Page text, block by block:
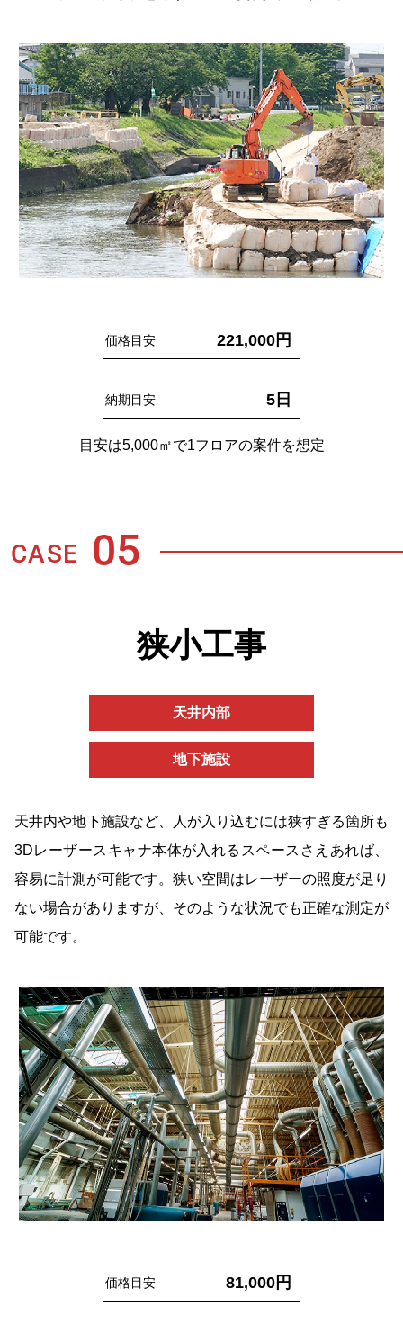
価格目安 221,000円
納期目安 5日
目安は5,000㎡で1フロアの案件を想定
CASE 05
狭小工事
天井内部
地下施設
天井内や地下施設など、人が入り込むには狭すぎる箇所も
3Dレーザースキャナ本体が入れるスペースさえあれば、
容易に計測が可能です。狭い空間はレーザーの照度が足り
ない場合がありますが、そのような状況でも正確な測定が
可能です。
価格目安 81,000円